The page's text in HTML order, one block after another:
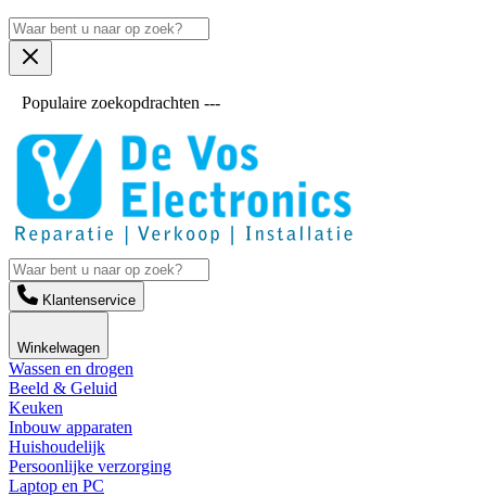
Populaire zoekopdrachten ---
Klantenservice
Winkelwagen
Wassen en drogen
Beeld & Geluid
Keuken
Inbouw apparaten
Huishoudelijk
Persoonlijke verzorging
Laptop en PC